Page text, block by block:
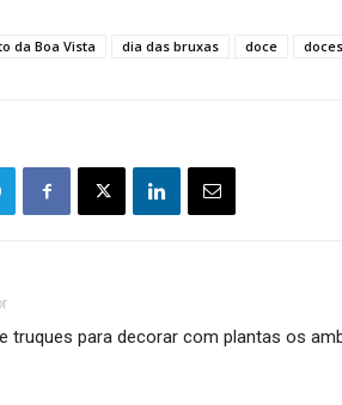
da Boa Vista dia das bruxas doce doces
truques para decorar com plantas os